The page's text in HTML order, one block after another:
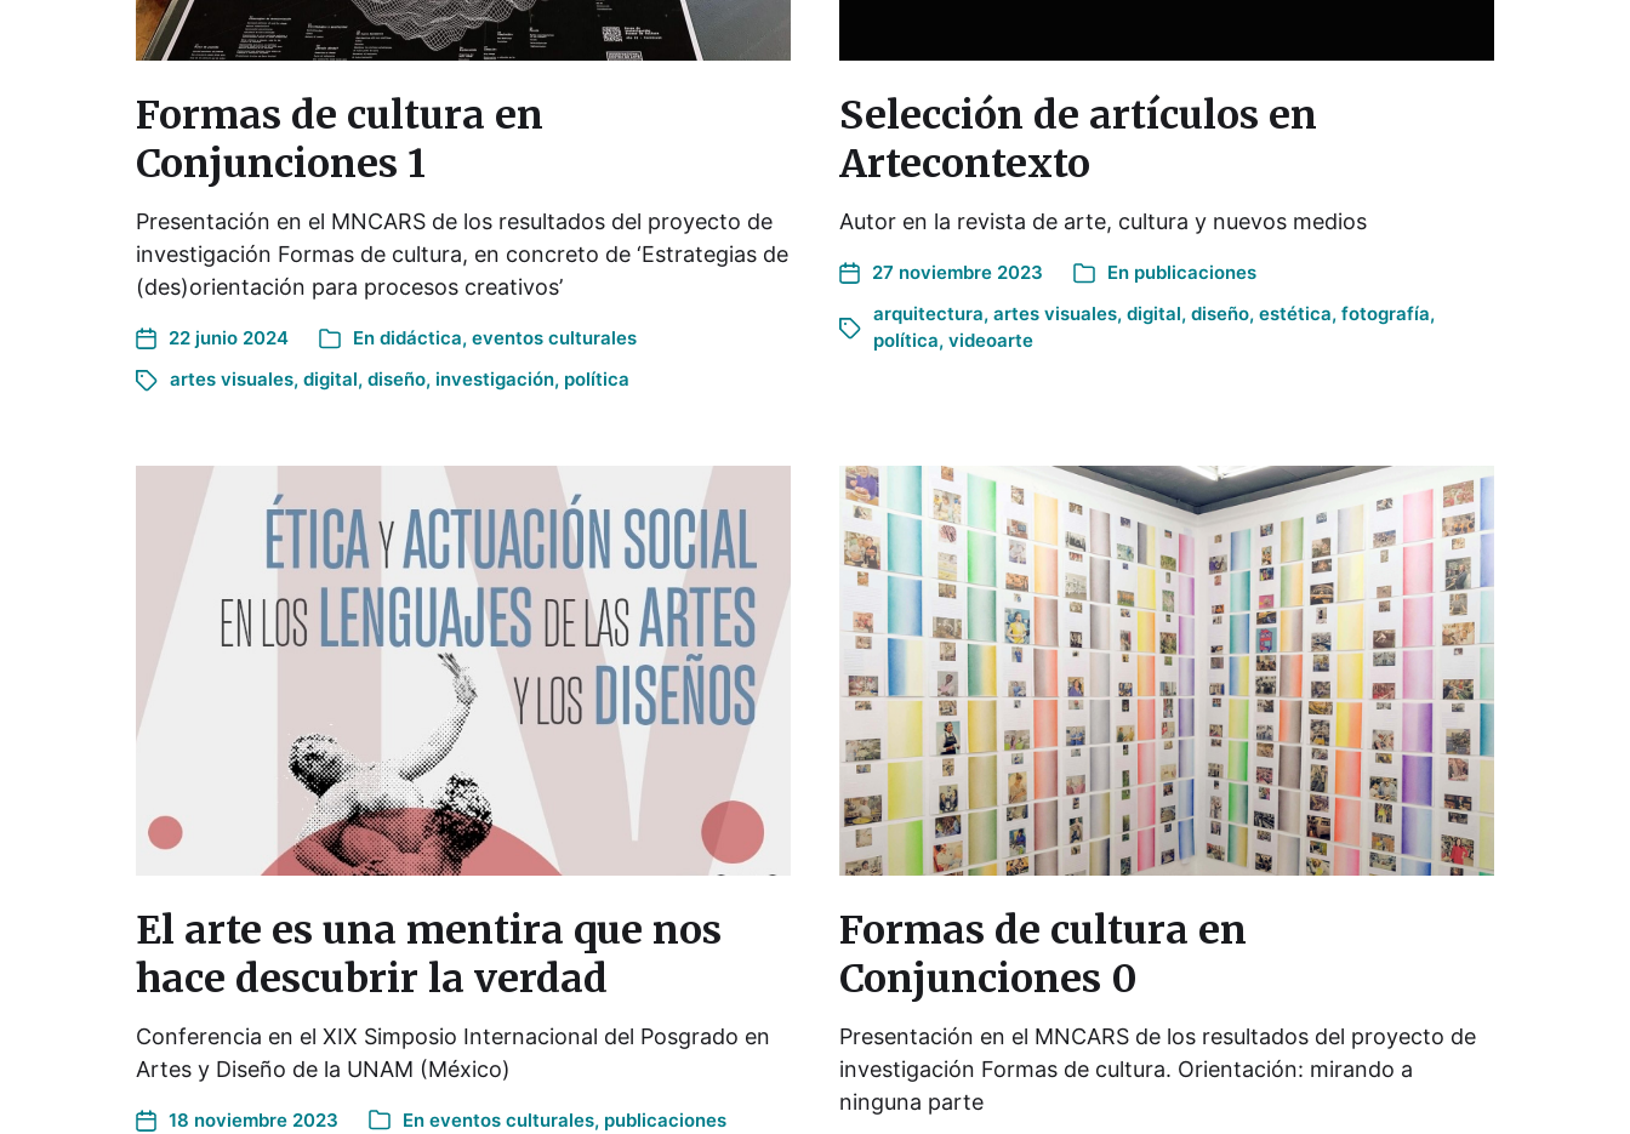
Formas de cultura en
Conjunciones 1
Presentación en el MNCARS de los resultados del proyecto de
investigación Formas de cultura, en concreto de ‘Estrategias de
(des)orientación para procesos creativos’
22 junio 2024 En didáctica, eventos culturales
artes visuales, digital, diseño, investigación, política
Selección de artículos en
Artecontexto
Autor en la revista de arte, cultura y nuevos medios
27 noviembre 2023 En publicaciones
arquitectura, artes visuales, digital, diseño, estética, fotografía,
política, videoarte
El arte es una mentira que nos
hace descubrir la verdad
Conferencia en el XIX Simposio Internacional del Posgrado en
Artes y Diseño de la UNAM (México)
18 noviembre 2023 En eventos culturales, publicaciones
Formas de cultura en
Conjunciones 0
Presentación en el MNCARS de los resultados del proyecto de
investigación Formas de cultura. Orientación: mirando a
ninguna parte